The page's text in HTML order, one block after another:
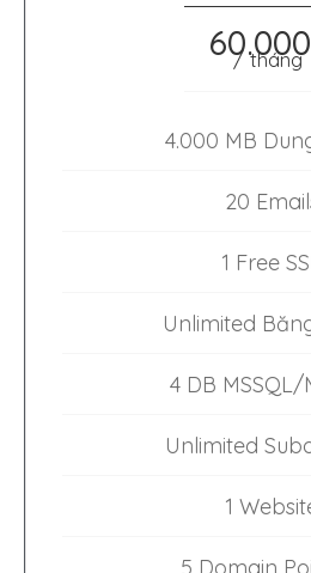
60.000
/ tháng
4.000 MB
20
1 Free
Unlimited
4 DB MSSQL/
Unlimited
1